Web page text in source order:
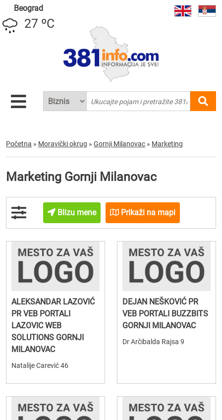
Beograd
27 ºC
Početna » Moravički okrug » Gornji Milanovac » Marketing
Marketing Gornji Milanovac
Blizu mene Prikaži na mapi
ALEKSANDAR LAZOVIĆ
PR VEB PORTALI
LAZOVIC WEB
SOLUTIONS GORNJI
MILANOVAC
Natalije Carević 46
DEJAN NEŠKOVIĆ PR
VEB PORTALI BUZZBITS
GORNJI MILANOVAC
Dr Arčibalda Rajsa 9